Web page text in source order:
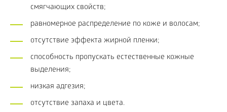
смягчающих свойств;
равномерное распределение по коже и волосам;
отсутствие эффекта жирной пленки;
способность пропускать естественные кожные
выделения;
низкая адгезия;
отсутствие запаха и цвета.